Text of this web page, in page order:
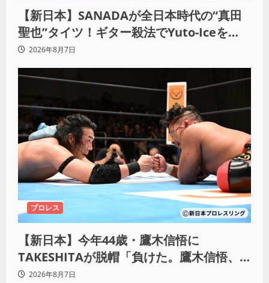
【新日本】SANADAが全日本時代の“真田
聖也”タイツ！ギター殺法でYuto-Iceを
KO「俺と闘う時は考えろ。感じるな」
2026年8月7日
プロレス
【新日本】今年44歳・鷹木信悟に
TAKESHITAが脱帽「負けた。鷹木信悟、
強いわ！」
2026年8月7日